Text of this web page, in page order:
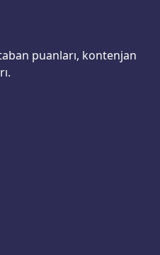
puanları, kontenjan